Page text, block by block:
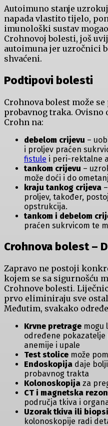
Autoimuno stanje
napada vlastito tijelo,
imunološki sustav
Crohnovoj bolesti, još
autoimuna jer uzročnici
shvaćeni.
Podtipovi bolesti
Crohnova bolest može
probavnog traka.
Crohn na:
debelom crijevu –
i proljev praćen
fistule i peri-rektalne
tankom crijevu –
može doći i do
kraju tankog crijeva
proljev, također,
opstrukcija.
tankom i debelom
praćen sukrvicom te
Crohnova bolest –
Zapravo ne postoji
kojem se sa sigurnošću
Crohnove bolesti.
prvo eliminiraju sve
Međutim, svakako
Krvne pretrage mogu
određene
anemije i upale
Test stolice može
Endoskopija daje
probavnog trakta
Kolonoskopija za
CT i magnetska
područja tkiva i
Uzorak tkiva ili
kolonoskopije radi